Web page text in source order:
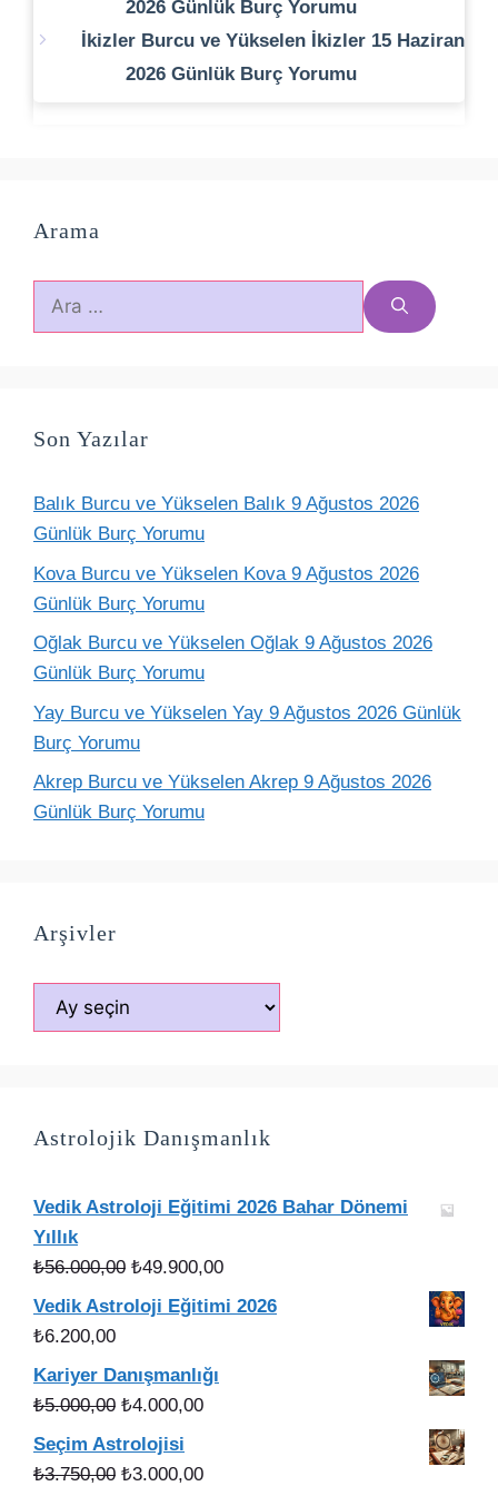
2026 Günlük Burç Yorumu
İkizler Burcu ve Yükselen İkizler 15 Haziran
2026 Günlük Burç Yorumu
Arama
için
Son Yazılar
Balık Burcu ve Yükselen Balık 9 Ağustos 2026
Günlük Burç Yorumu
Kova Burcu ve Yükselen Kova 9 Ağustos 2026
Günlük Burç Yorumu
Oğlak Burcu ve Yükselen Oğlak 9 Ağustos 2026
Günlük Burç Yorumu
Yay Burcu ve Yükselen Yay 9 Ağustos 2026 Günlük
Burç Yorumu
Akrep Burcu ve Yükselen Akrep 9 Ağustos 2026
Günlük Burç Yorumu
Arşivler
Arşivler
Astrolojik Danışmanlık
Vedik Astroloji Eğitimi 2026 Bahar Dönemi
Yıllık
₺56.000,00 Orijinal
fiyat:
₺49.900,00Şu
andaki
Vedik Astroloji Eğitimi 2026
₺6.200,00
Kariyer Danışmanlığı
₺5.000,00 Orijinal
fiyat:
₺5.000,00.
₺4.000,00Şu
fiyat:
Seçim Astrolojisi
₺3.750,00 Orijinal
₺3.000,00Şu